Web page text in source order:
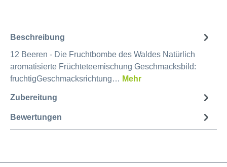
Beschreibung
12 Beeren - Die Fruchtbombe des Waldes Natürlich
aromatisierte Früchteteemischung Geschmacksbild:
fruchtigGeschmacksrichtung… Mehr
Zubereitung
Bewertungen